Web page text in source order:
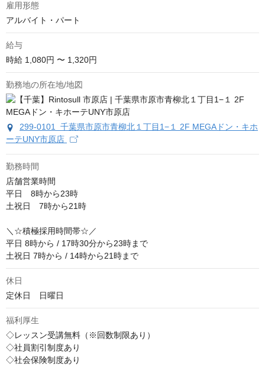
雇用形態
アルバイト・パート
給与
時給 1,080円 〜 1,320円
勤務地の所在地/地図
299-0101 千葉県市原市青柳北１丁目1−１ 2F MEGAドン・キホ
ーテUNY市原店
勤務時間
店舗営業時間
平日　8時から23時
土祝日　7時から21時
＼☆積極採用時間帯☆／
平日 8時から / 17時30分から23時まで
土祝日 7時から / 14時から21時まで
休日
定休日　日曜日
福利厚生
◇レッスン受講無料（※回数制限あり）
◇社員割引制度あり
◇社会保険制度あり